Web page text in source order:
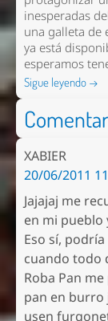
inesperadas
una galleta de
ya está
esperamos
Sigue leyendo →
XABIER
20/06/2011
Jajajaj me
en mi pueblo
Eso sí,
cuando todo
Roba Pan
pan en burro
usen